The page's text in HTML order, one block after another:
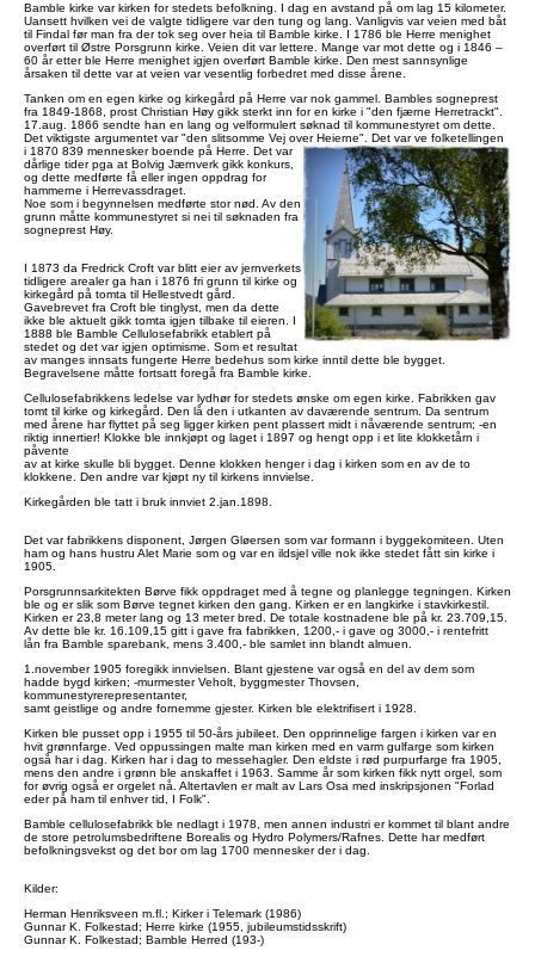
Bamble kirke var kirken for stedets befolkning. I dag en avstand på om lag 15 kilometer.
Uansett hvilken vei de valgte tidligere var den tung og lang. Vanligvis var veien med båt
til Findal før man fra der tok seg over heia til Bamble kirke. I 1786 ble Herre menighet
overført til Østre Porsgrunn kirke. Veien dit var lettere. Mange var mot dette og i 1846 –
60 år etter ble Herre menighet igjen overført Bamble kirke. Den mest sannsynlige
årsaken til dette var at veien var vesentlig forbedret med disse årene.
Tanken om en egen kirke og kirkegård på Herre var nok gammel. Bambles sogneprest
fra 1849-1868, prost Christian Høy gikk sterkt inn for en kirke i "den fjærne Herretrackt".
17.aug. 1866 sendte han en lang og velformulert søknad til kommunestyret om dette.
Det viktigste argumentet var "den slitsomme Vej over Heierne". Det var ve folketellingen
i 1870 839 mennesker boende på Herre.
Det var
dårlige tider pga at Bolvig Jærnverk gikk konkurs,
og dette medførte få eller ingen oppdrag for
hammerne i Herrevassdraget.
Noe som i begynnelsen medførte stor nød. Av den
grunn måtte kommunestyret si nei til søknaden fra
sogneprest Høy.
I 1873 da Fredrick Croft var blitt eier av jernverkets
tidligere arealer ga han i 1876 fri grunn til kirke og
kirkegård på tomta til Hellestvedt gård.
Gavebrevet fra Croft ble tinglyst, men da dette
ikke ble aktuelt gikk tomta igjen tilbake til eieren. I
1888 ble Bamble Cellulosefabrikk etablert på
stedet og det var igjen optimisme. Som et resultat
av manges innsats fungerte Herre bedehus som kirke inntil dette ble bygget.
Begravelsene måtte fortsatt foregå fra Bamble kirke.
Cellulosefabrikkens ledelse var lydhør for stedets ønske om egen kirke. Fabrikken gav
tomt til kirke og kirkegård. Den lå den i utkanten av daværende sentrum. Da sentrum
med årene har flyttet på seg ligger kirken pent plassert midt i nåværende sentrum; -en
riktig innertier! Klokke ble innkjøpt og laget i 1897 og hengt opp i et lite klokketårn i
påvente
av at kirke skulle bli bygget. Denne klokken henger i dag i kirken som en av de to
klokkene. Den andre var kjøpt ny til kirkens innvielse.
Kirkegården ble tatt i bruk innviet 2.jan.1898.
Det var fabrikkens disponent, Jørgen Gløersen som var formann i byggekomiteen. Uten
ham og hans hustru Alet Marie som og var en ildsjel ville nok ikke stedet fått sin kirke i
1905.
Porsgrunnsarkitekten Børve fikk oppdraget med å tegne og planlegge tegningen. Kirken
ble og er slik som Børve tegnet kirken den gang. Kirken er en langkirke i stavkirkestil.
Kirken er 23,8 meter lang og 13 meter bred. De totale kostnadene ble på kr. 23.709,15.
Av dette ble kr. 16.109,15 gitt i gave fra fabrikken, 1200,- i gave og 3000,- i rentefritt
lån fra Bamble sparebank, mens 3.400,- ble samlet inn blandt almuen.
1.november 1905 foregikk innvielsen. Blant gjestene var også en del av dem som
hadde bygd kirken; -murmester Veholt, byggmester Thovsen,
kommunestyrerepresentanter,
samt geistlige og andre fornemme gjester. Kirken ble elektrifisert i 1928.
Kirken ble pusset opp i 1955 til 50-års jubileet. Den opprinnelige fargen i kirken var en
hvit grønnfarge. Ved oppussingen malte man kirken med en varm gulfarge som kirken
også har i dag. Kirken har i dag to messehagler. Den eldste i rød purpurfarge fra 1905,
mens den andre i grønn ble anskaffet i 1963. Samme år som kirken fikk nytt orgel, som
for øvrig også er orgelet nå. Altertavlen er malt av Lars Osa med inskripsjonen "Forlad
eder på ham til enhver tid, I Folk".
Bamble cellulosefabrikk ble nedlagt i 1978, men annen industri er kommet til blant andre
de store petrolumsbedriftene Borealis og Hydro Polymers/Rafnes. Dette har medført
befolkningsvekst og det bor om lag 1700 mennesker der i dag.
Kilder:
Herman Henriksveen m.fl.; Kirker i Telemark (1986)
Gunnar K. Folkestad; Herre kirke (1955, jubileumstidsskrift)
Gunnar K. Folkestad; Bamble Herred (193-)